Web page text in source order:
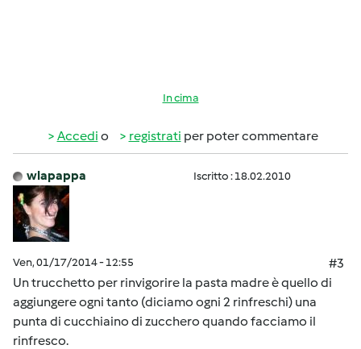
In cima
Accedi o registrati per poter commentare
wlapappa Iscritto : 18.02.2010
Ven, 01/17/2014 - 12:55
#3
Un trucchetto per rinvigorire la pasta madre è quello di
aggiungere ogni tanto (diciamo ogni 2 rinfreschi) una
punta di cucchiaino di zucchero quando facciamo il
rinfresco.